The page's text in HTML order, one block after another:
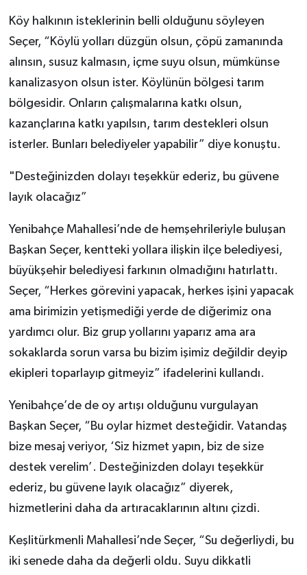
Köy halkının isteklerinin belli olduğunu söyleyen
Seçer, “Köylü yolları düzgün olsun, çöpü zamanında
alınsın, susuz kalmasın, içme suyu olsun, mümkünse
kanalizasyon olsun ister. Köylünün bölgesi tarım
bölgesidir. Onların çalışmalarına katkı olsun,
kazançlarına katkı yapılsın, tarım destekleri olsun
isterler. Bunları belediyeler yapabilir” diye konuştu.
"Desteğinizden dolayı teşekkür ederiz, bu güvene
layık olacağız”
Yenibahçe Mahallesi’nde de hemşehrileriyle buluşan
Başkan Seçer, kentteki yollara ilişkin ilçe belediyesi,
büyükşehir belediyesi farkının olmadığını hatırlattı.
Seçer, “Herkes görevini yapacak, herkes işini yapacak
ama birimizin yetişmediği yerde de diğerimiz ona
yardımcı olur. Biz grup yollarını yaparız ama ara
sokaklarda sorun varsa bu bizim işimiz değildir deyip
ekipleri toparlayıp gitmeyiz” ifadelerini kullandı.
Yenibahçe’de de oy artışı olduğunu vurgulayan
Başkan Seçer, “Bu oylar hizmet desteğidir. Vatandaş
bize mesaj veriyor, ‘Siz hizmet yapın, biz de size
destek verelim’. Desteğinizden dolayı teşekkür
ederiz, bu güvene layık olacağız” diyerek,
hizmetlerini daha da artıracaklarının altını çizdi.
Keşlitürkmenli Mahallesi’nde Seçer, “Su değerliydi, bu
iki senede daha da değerli oldu. Suyu dikkatli